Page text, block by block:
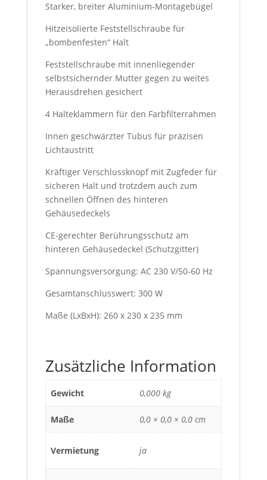
Starker, breiter Aluminium-Montagebügel
Hitzeisolierte Feststellschraube für
„bombenfesten“ Halt
Feststellschraube mit innenliegender
selbstsichernder Mutter gegen zu weites
Herausdrehen gesichert
4 Halteklammern für den Farbfilterrahmen
Innen geschwärzter Tubus für präzisen
Lichtaustritt
Kräftiger Verschlussknopf mit Zugfeder für
sicheren Halt und trotzdem auch zum
schnellen Öffnen des hinteren
Gehäusedeckels
CE-gerechter Berührungsschutz am
hinteren Gehäusedeckel (Schutzgitter)
Spannungsversorgung: AC 230 V/50-60 Hz
Gesamtanschlusswert: 300 W
Maße (LxBxH): 260 x 230 x 235 mm
Zusätzliche Information
Gewicht 0,000 kg
Maße 0,0 × 0,0 × 0,0 cm
Vermietung ja